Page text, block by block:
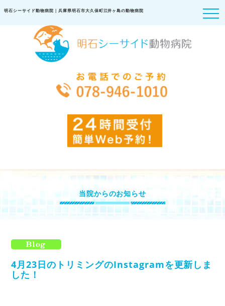
明石シーサイド動物病院｜兵庫県明石市大久保町江井ヶ島の動物病院
当院からのお知らせ
4月23日のトリミングのInstagramを更新しま
した！